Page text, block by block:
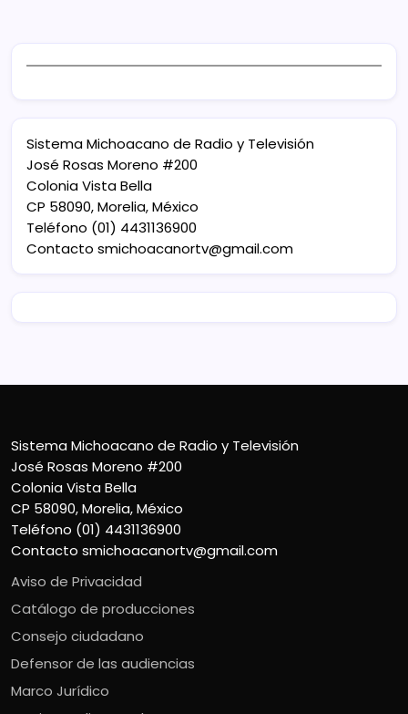
Sistema Michoacano de Radio y Televisión
José Rosas Moreno #200
Colonia Vista Bella
CP 58090, Morelia, México
Teléfono (01) 4431136900
Contacto smichoacanortv@gmail.com
Sistema Michoacano de Radio y Televisión
José Rosas Moreno #200
Colonia Vista Bella
CP 58090, Morelia, México
Teléfono (01) 4431136900
Contacto smichoacanortv@gmail.com
Aviso de Privacidad
Catálogo de producciones
Consejo ciudadano
Defensor de las audiencias
Marco Jurídico